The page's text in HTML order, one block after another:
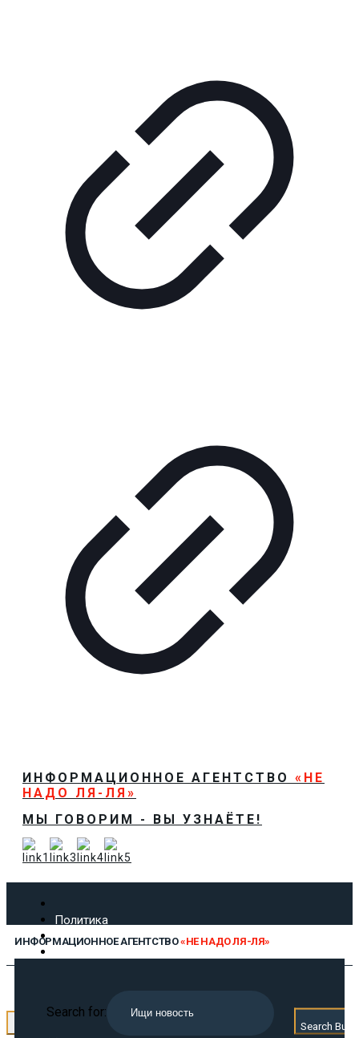
ИНФОРМАЦИОННОЕ АГЕНТСТВО «НЕ
НАДО ЛЯ-ЛЯ»
МЫ ГОВОРИМ - ВЫ УЗНАЁТЕ!
Политика
Экономика
Предложить новость
ИНФОРМАЦИОННОЕ АГЕНТСТВО«НЕ НАДО ЛЯ-ЛЯ»
Search for:
Search